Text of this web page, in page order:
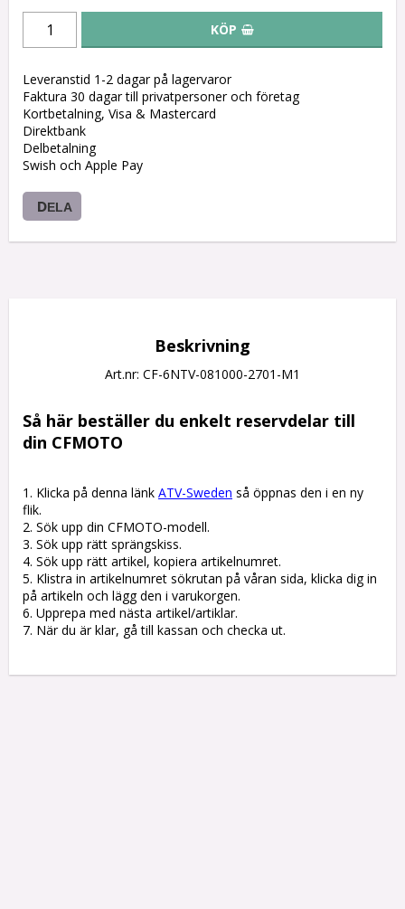
KÖP
Leveranstid 1-2 dagar på lagervaror
Faktura 30 dagar till privatpersoner och företag
Kortbetalning, Visa & Mastercard
Direktbank
Delbetalning
Swish och Apple Pay
DELA
Beskrivning
Art.nr: CF-6NTV-081000-2701-M1
Så här beställer du enkelt reservdelar till
din CFMOTO
1. Klicka på denna länk ATV-Sweden så öppnas den i en ny
flik.
2. Sök upp din CFMOTO-modell.
3. Sök upp rätt sprängskiss.
4. Sök upp rätt artikel, kopiera artikelnumret.
5. Klistra in artikelnumret sökrutan på våran sida, klicka dig in
på artikeln och lägg den i varukorgen.
6. Upprepa med nästa artikel/artiklar.
7. När du är klar, gå till kassan och checka ut.